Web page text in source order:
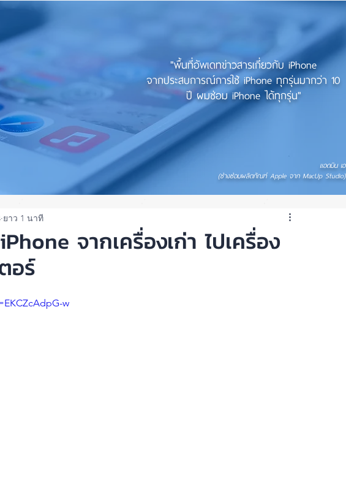
"พื้นที่อัพเดทข่าวสารเกี่ยวกับ iPhone
จากประสบการณ์การใช้ iPhone ทุกรุ่นมากว่า 10
ปี ผมซ่อม iPhone ได้ทุกรุ่น"
แอดมิน เอ
(ช่างซ่อมผลิตภัณฑ์ Apple จาก MacUp Studio)
จากเครื่องเก่า ไปเครื่อง
อร์
ยาว 1 นาที
w